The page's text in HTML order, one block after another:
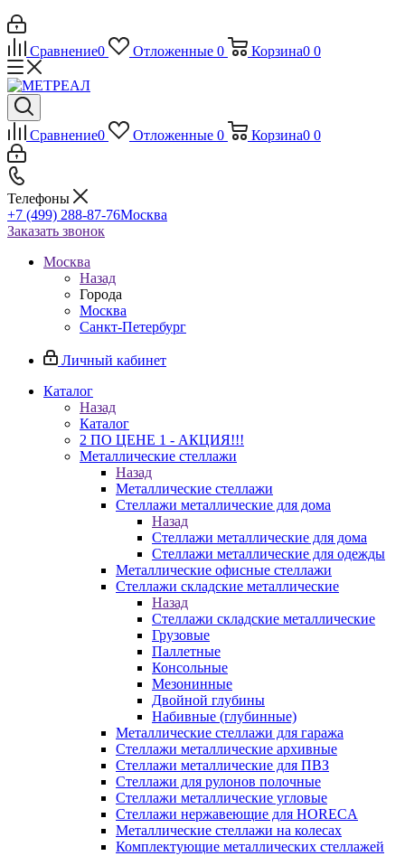
Сравнение0 Отложенные 0 Корзина0 0
Сравнение0 Отложенные 0 Корзина0 0
Телефоны
+7 (499) 288-87-76Москва
Заказать звонок
Москва
Назад
Города
Москва
Санкт-Петербург
Личный кабинет
Каталог
Назад
Каталог
2 ПО ЦЕНЕ 1 - АКЦИЯ!!!
Металлические стеллажи
Назад
Металлические стеллажи
Стеллажи металлические для дома
Назад
Стеллажи металлические для дома
Стеллажи металлические для одежды
Металлические офисные стеллажи
Стеллажи складские металлические
Назад
Стеллажи складские металлические
Грузовые
Паллетные
Консольные
Мезонинные
Двойной глубины
Набивные (глубинные)
Металлические стеллажи для гаража
Стеллажи металлические архивные
Стеллажи металлические для ПВЗ
Стеллажи для рулонов полочные
Стеллажи металлические угловые
Стеллажи нержавеющие для HORECA
Металлические стеллажи на колесах
Комплектующие металлических стеллажей